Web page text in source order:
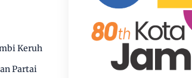
Keruh
Partai